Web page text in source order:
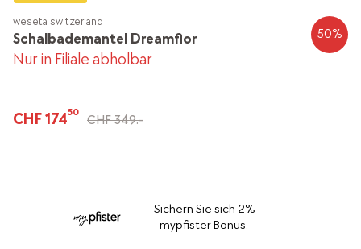
Schalbademantel Dreamflor
weseta switzerland
Nur in Filiale abholbar
50%
CHF 17450
CHF 349.-
Sichern Sie sich 2%
mypfister Bonus.